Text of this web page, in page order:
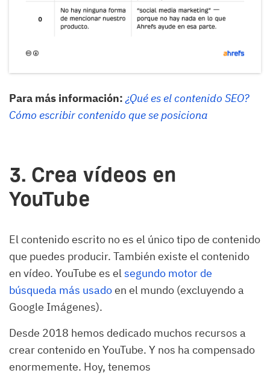
Para más información: ¿Qué es el contenido SEO?
Cómo escribir contenido que se posiciona
3. Crea vídeos en
YouTube
El contenido escrito no es el único tipo de contenido
que puedes producir. También existe el contenido
en vídeo. YouTube es elsegundo motor de
búsqueda más usadoen el mundo (excluyendo a
Google Imágenes).
Desde 2018 hemos dedicado muchos recursos a
crear contenido en YouTube. Y nos ha compensado
enormemente. Hoy, tenemos